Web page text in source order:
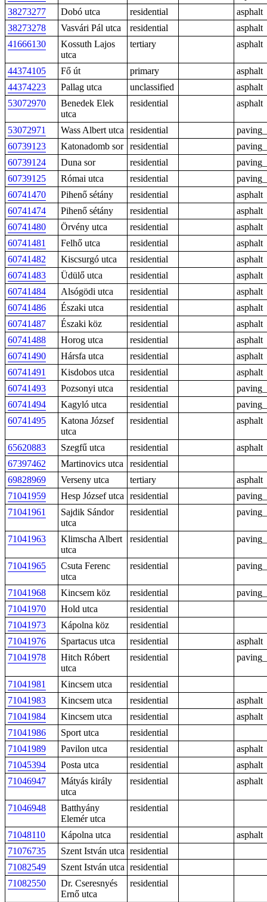
38273277
Dobó utca residential
asphalt
38273278
Vasvári Pál utca residential
asphalt
41666130
Kossuth Lajos
utca
tertiary asphalt
44374105 Fő út primary
asphalt
44374223
Pallag utca unclassified
asphalt
53072970
Benedek Elek
utca
residential asphalt
53072971 Wass Albert utca residential
60739123
Katonadomb sor residential
60739124
Duna sor residential
60739125
Római utca residential
60741470
Pihenő sétány residential
asphalt
60741474
Pihenő sétány residential
asphalt
60741480
Örvény utca residential
asphalt
60741481
Felhő utca residential
asphalt
60741482
Kiscsurgó utca residential
asphalt
60741483
Üdülő utca residential
asphalt
60741484
Alsógödi utca residential
asphalt
60741486
Északi utca residential
asphalt
60741487
Északi köz residential
asphalt
60741488
Horog utca residential
asphalt
60741490
Hársfa utca residential
asphalt
60741491
Kisdobos utca residential
asphalt
60741493
Pozsonyi utca residential
60741494
Kagyló utca residential
60741495
Katona József
utca
residential asphalt
65620883 Szegfű utca residential
asphalt
67397462
Martinovics utca
residential
69828969
Verseny utca tertiary
asphalt
71041959
Hesp József utca residential
71041961
Sajdik Sándor
utca
residential
71041963
Klimscha Albert
utca
residential
71041965
Csuta Ferenc
utca
residential
71041968 Kincsem köz residential
71041970
Hold utca
residential
71041973
Kápolna köz
residential
71041976
Spartacus utca residential
asphalt
71041978
Hitch Róbert
utca
residential
71041981 Kincsem utca
residential
71041983
Kincsem utca residential
asphalt
71041984
Kincsem utca residential
asphalt
71041986
Sport utca
residential
71041989
Pavilon utca residential
asphalt
71045394
Posta utca residential
asphalt
71046947
Mátyás király
utca
residential asphalt
71046948
Batthyány
Elemér utca
residential
71048110 Kápolna utca residential
asphalt
71076735
Szent István utca residential
71082549
Szent István utca residential
71082550
Dr. Cseresnyés
Ernő utca
residential